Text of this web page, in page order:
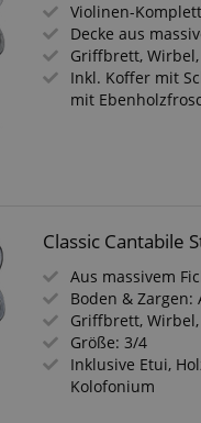
Violinen-
Decke aus
Griffbrett,
Inkl. Koffer mit
mit
Classic Cantabile
Aus massivem
Boden & Zargen:
Griffbrett,
Größe: 3/4
Inklusive Etui,
Kolofonium